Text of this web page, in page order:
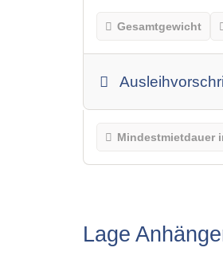
Gesamtgewicht
Mindestmietdauer
Lage